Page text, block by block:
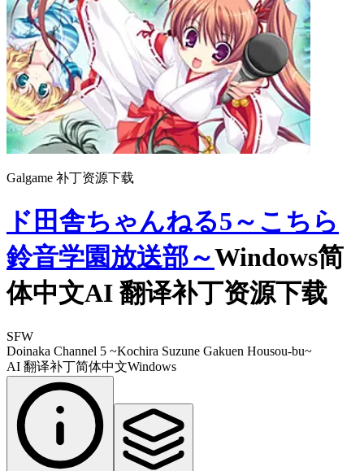
Galgame 补丁资源下载
ド田舎ちゃんねる5～こちら
鈴音学園放送部～Windows简
体中文AI 翻译补丁资源下载
SFW
Doinaka Channel 5 ~Kochira Suzune Gakuen Housou-bu~
AI 翻译补丁简体中文Windows